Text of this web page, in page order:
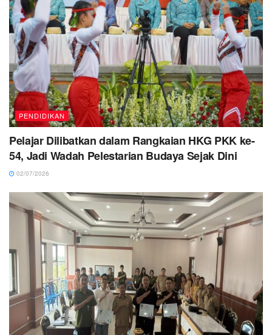
PENDIDIKAN
Pelajar Dilibatkan dalam Rangkaian HKG PKK ke-
54, Jadi Wadah Pelestarian Budaya Sejak Dini
02/07/2026